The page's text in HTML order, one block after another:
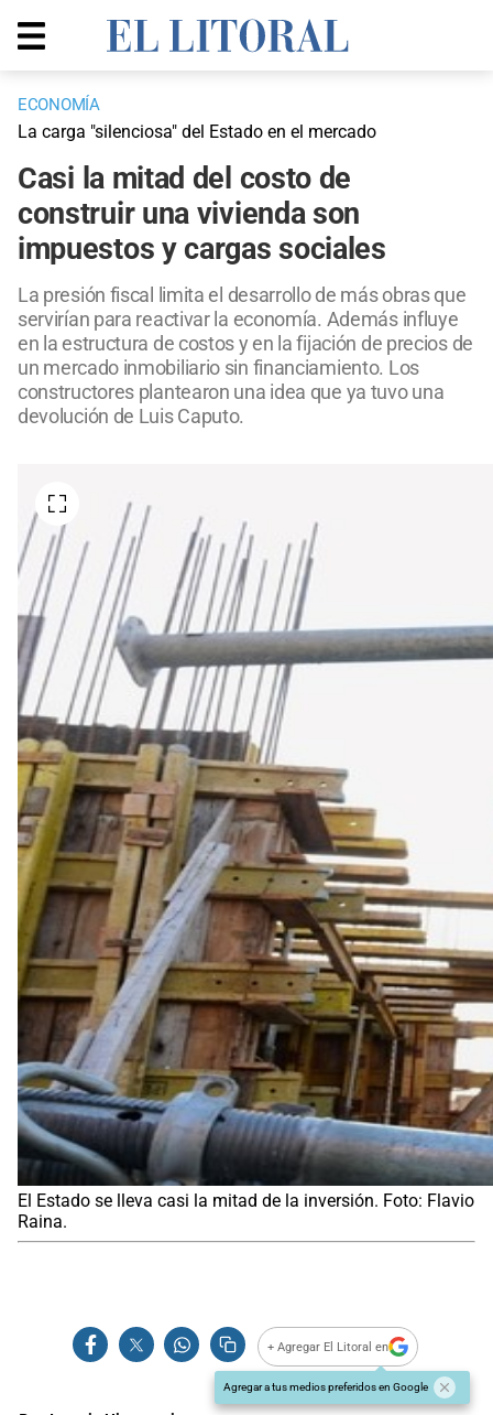
ECONOMÍA
La carga "silenciosa" del Estado en el mercado
Casi la mitad del costo de
construir una vivienda son
impuestos y cargas sociales
La presión fiscal limita el desarrollo de más obras que
servirían para reactivar la economía. Además influye
en la estructura de costos y en la fijación de precios de
un mercado inmobiliario sin financiamiento. Los
constructores plantearon una idea que ya tuvo una
devolución de Luis Caputo.
El Estado se lleva casi la mitad de la inversión. Foto: Flavio
Raina.
+ Agregar El Litoral en
Agregar a tus medios preferidos en Google